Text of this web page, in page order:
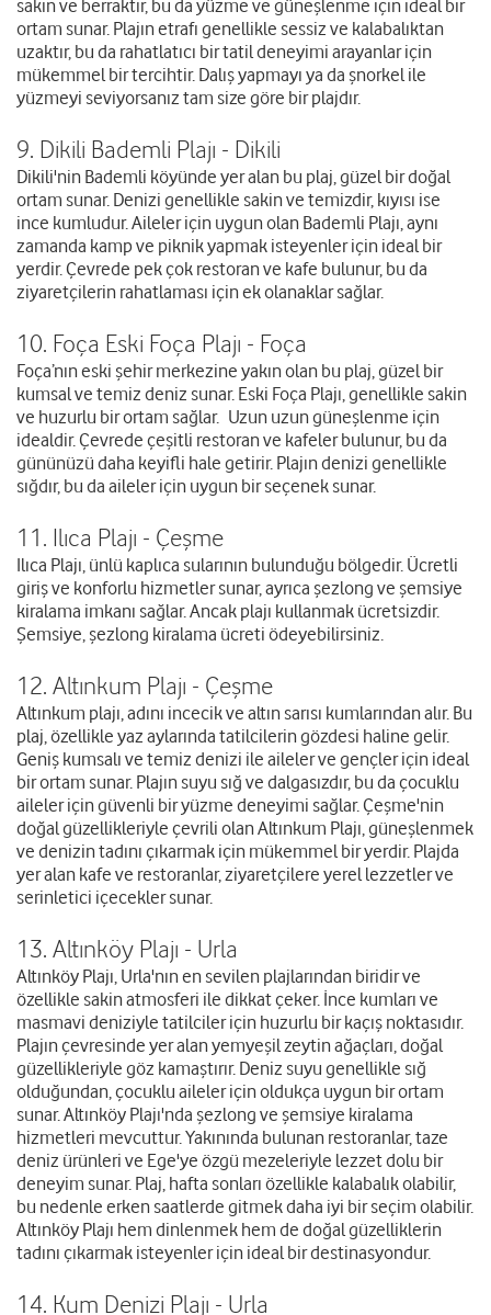
sakin ve berraktır, bu da yüzme ve güneşlenme için ideal bir
ortam sunar. Plajın etrafı genellikle sessiz ve kalabalıktan
uzaktır, bu da rahatlatıcı bir tatil deneyimi arayanlar için
mükemmel bir tercihtir. Dalış yapmayı ya da şnorkel ile
yüzmeyi seviyorsanız tam size göre bir plajdır.
9. Dikili Bademli Plajı - Dikili
Dikili'nin Bademli köyünde yer alan bu plaj, güzel bir doğal
ortam sunar. Denizi genellikle sakin ve temizdir, kıyısı ise
ince kumludur. Aileler için uygun olan Bademli Plajı, aynı
zamanda kamp ve piknik yapmak isteyenler için ideal bir
yerdir. Çevrede pek çok restoran ve kafe bulunur, bu da
ziyaretçilerin rahatlaması için ek olanaklar sağlar.
10. Foça Eski Foça Plajı - Foça
Foça’nın eski şehir merkezine yakın olan bu plaj, güzel bir
kumsal ve temiz deniz sunar. Eski Foça Plajı, genellikle sakin
ve huzurlu bir ortam sağlar. Uzun uzun güneşlenme için
idealdir. Çevrede çeşitli restoran ve kafeler bulunur, bu da
gününüzü daha keyifli hale getirir. Plajın denizi genellikle
sığdır, bu da aileler için uygun bir seçenek sunar.
11. Ilıca Plajı - Çeşme
Ilıca Plajı, ünlü kaplıca sularının bulunduğu bölgedir. Ücretli
giriş ve konforlu hizmetler sunar, ayrıca şezlong ve şemsiye
kiralama imkanı sağlar. Ancak plajı kullanmak ücretsizdir.
Şemsiye, şezlong kiralama ücreti ödeyebilirsiniz.
12. Altınkum Plajı - Çeşme
Altınkum plajı, adını incecik ve altın sarısı kumlarından alır. Bu
plaj, özellikle yaz aylarında tatilcilerin gözdesi haline gelir.
Geniş kumsalı ve temiz denizi ile aileler ve gençler için ideal
bir ortam sunar. Plajın suyu sığ ve dalgasızdır, bu da çocuklu
aileler için güvenli bir yüzme deneyimi sağlar. Çeşme'nin
doğal güzellikleriyle çevrili olan Altınkum Plajı, güneşlenmek
ve denizin tadını çıkarmak için mükemmel bir yerdir. Plajda
yer alan kafe ve restoranlar, ziyaretçilere yerel lezzetler ve
serinletici içecekler sunar.
13. Altınköy Plajı - Urla
Altınköy Plajı, Urla'nın en sevilen plajlarından biridir ve
özellikle sakin atmosferi ile dikkat çeker. İnce kumları ve
masmavi deniziyle tatilciler için huzurlu bir kaçış noktasıdır.
Plajın çevresinde yer alan yemyeşil zeytin ağaçları, doğal
güzellikleriyle göz kamaştırır. Deniz suyu genellikle sığ
olduğundan, çocuklu aileler için oldukça uygun bir ortam
sunar. Altınköy Plajı'nda şezlong ve şemsiye kiralama
hizmetleri mevcuttur. Yakınında bulunan restoranlar, taze
deniz ürünleri ve Ege'ye özgü mezeleriyle lezzet dolu bir
deneyim sunar. Plaj, hafta sonları özellikle kalabalık olabilir,
bu nedenle erken saatlerde gitmek daha iyi bir seçim olabilir.
Altınköy Plajı hem dinlenmek hem de doğal güzelliklerin
tadını çıkarmak isteyenler için ideal bir destinasyondur.
14. Kum Denizi Plajı - Urla